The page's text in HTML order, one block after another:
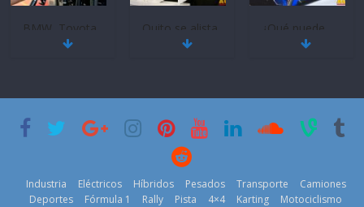
BMW, Toyota,
Bosch y
renovable
25 de julio de
Quito se alista
para un nuevo
2026
¿Qué puede
pasar con tu
3 de agosto de
Industria Eléctricos Híbridos Pesados Transporte
Camiones
Deportes
Fórmula 1 Rally Pista 4×4 Karting
Motociclismo